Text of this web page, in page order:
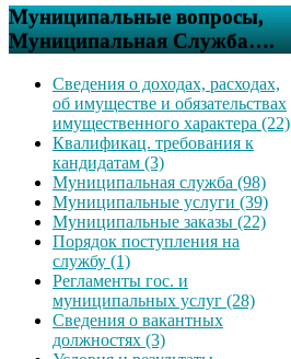
Муниципальные вопросы,
Муниципальная Служба….
Сведения о доходах, расходах,
об имуществе и обязательствах
имущественного характера (22)
Квалификац. требования к
кандидатам (3)
Муниципальная служба (98)
Муниципальные услуги (39)
Муниципальные заказы (22)
Порядок поступления на
службу (1)
Регламенты гос. и
муниципальных услуг (28)
Сведения о вакантных
должностях (3)